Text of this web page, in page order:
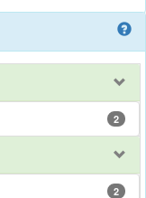
2
2